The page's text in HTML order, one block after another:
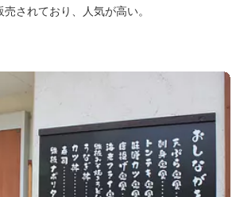
されており、人気が高い。